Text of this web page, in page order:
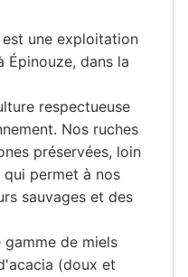
une exploitation
Épinouze, dans la
respectueuse
Nos ruches
préservées, loin
permet à nos
sauvages et des
de miels
(doux et